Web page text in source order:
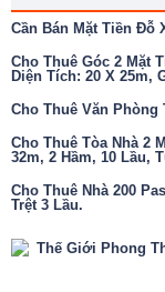
Cần Bán Mặt Tiền Đỗ
Cho Thuê Góc 2 Mặt
Diện Tích: 20 X 25m,
Cho Thuê Văn Phòng
Cho Thuê Tòa Nhà 2
32m, 2 Hầm, 10 Lầu,
Cho Thuê Nhà 200
Trệt 3 Lầu.